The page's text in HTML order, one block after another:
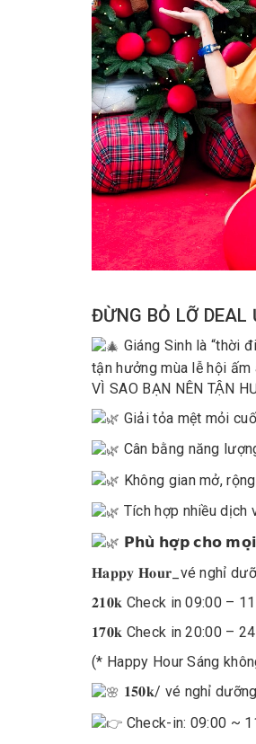
ĐỪNG BỎ LỠ
Giáng Sinh là “thời
tận hưởng mùa lễ hội
VÌ SAO BẠN NÊN TẬN
Giải tỏa mệt mỏi
Cân bằng năng
Không gian mở,
Tích hợp nhiều
𝗣𝗵𝘂̀ 𝗵𝗼̛̣𝗽 𝗰𝗵𝗼 𝗺𝗼̣𝗶
𝐇𝐚𝐩𝐩𝐲 𝐇𝐨𝐮𝐫_vé nghỉ
𝟐𝟏𝟎𝐤 Check in 09:00 –
𝟏𝟕𝟎𝐤 Check in 20:00 –
(* Happy Hour Sáng
𝟏𝟓𝟎𝐤/ vé nghỉ
Check-in: 09:00 ~